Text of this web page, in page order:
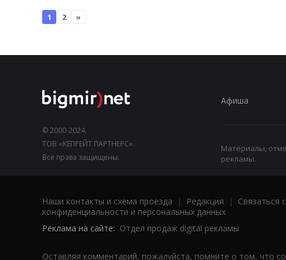
1 2 »
© 2000-2024,
ТОВ «КЕПРЕЙТ ПАРТНЕРС».
Все права защищены.
Афиша
Материалы,
рекламы.
Наши контакты и схема проезда | Редакция | Связаться
конфиденциальности и персональных данных
Реклама на сайте: Отдел продаж digital рекламы
Оставляя комментарий, пожалуйста, помните о том, что